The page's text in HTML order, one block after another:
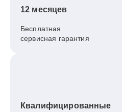
12 месяцев
Бесплатная
сервисная гарантия
Квалифицированные